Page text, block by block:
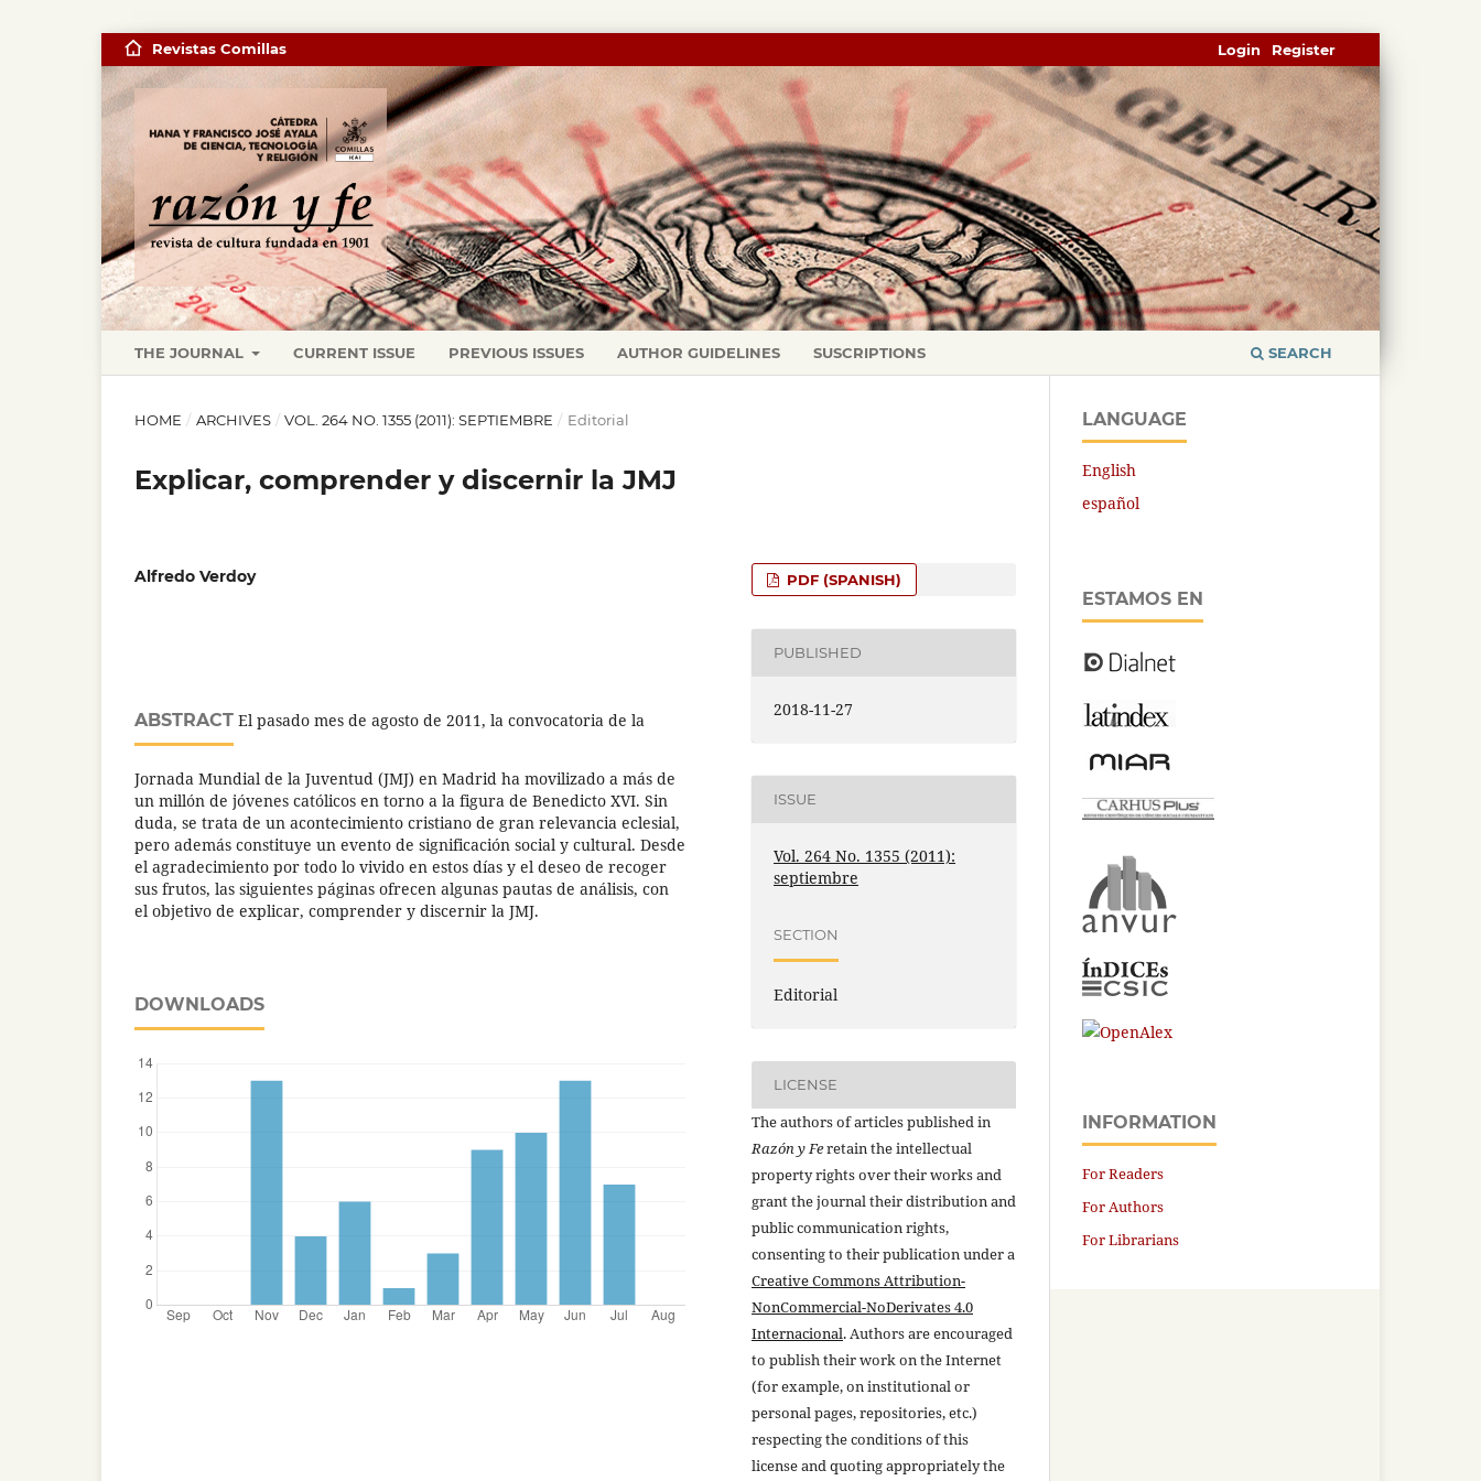
THE JOURNAL CURRENT ISSUE PREVIOUS ISSUES AUTHOR GUIDELINES SUSCRIPTIONS SEARCH
Revistas Comillas Register
Login
HOME / ARCHIVES / VOL. 264 NO. 1355 (2011): SEPTIEMBRE / Editorial
Explicar, comprender y discernir la JMJ
Alfredo Verdoy
ABSTRACT El pasado mes de agosto de 2011, la convocatoria de la
Jornada Mundial de la Juventud (JMJ) en Madrid ha movilizado a más de
un millón de jóvenes católicos en torno a la figura de Benedicto XVI. Sin
duda, se trata de un acontecimiento cristiano de gran relevancia eclesial,
pero además constituye un evento de significación social y cultural. Desde
el agradecimiento por todo lo vivido en estos días y el deseo de recoger
sus frutos, las siguientes páginas ofrecen algunas pautas de análisis, con
el objetivo de explicar, comprender y discernir la JMJ.
DOWNLOADS
PDF (SPANISH)
PUBLISHED
2018-11-27
ISSUE
Vol. 264 No. 1355 (2011):
septiembre
SECTION
Editorial
LICENSE
The authors of articles published in
Razón y Feretain the intellectual
property rights over their works and
grant the journal their distribution and
public communication rights,
consenting to their publication under a
Creative Commons Attribution-
NonCommercial-NoDerivates 4.0
Internacional. Authors are encouraged
to publish their work on the Internet
(for example, on institutional or
personal pages, repositories, etc.)
respecting the conditions of this
license and quoting appropriately the
LANGUAGE
English
español
ESTAMOS EN
INFORMATION
For Readers
For Authors
For Librarians